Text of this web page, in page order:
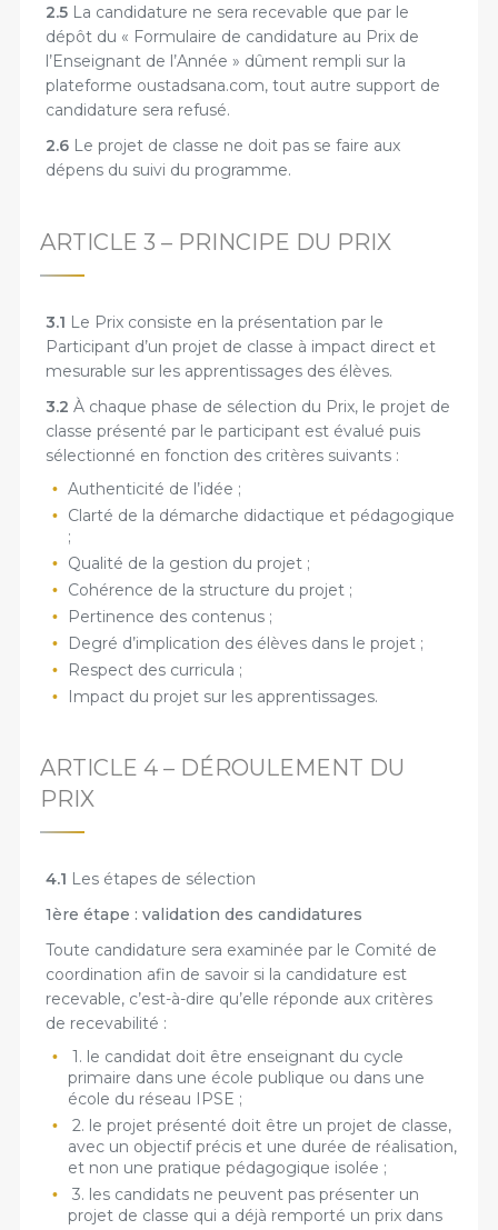
2.5 La candidature ne sera recevable que par le
dépôt du « Formulaire de candidature au Prix de
l’Enseignant de l’Année » dûment rempli sur la
plateforme oustadsana.com, tout autre support de
candidature sera refusé.
2.6 Le projet de classe ne doit pas se faire aux
dépens du suivi du programme.
ARTICLE 3 – PRINCIPE DU PRIX
3.1 Le Prix consiste en la présentation par le
Participant d’un projet de classe à impact direct et
mesurable sur les apprentissages des élèves.
3.2 À chaque phase de sélection du Prix, le projet de
classe présenté par le participant est évalué puis
sélectionné en fonction des critères suivants :
Authenticité de l’idée ;
Clarté de la démarche didactique et pédagogique
;
Qualité de la gestion du projet ;
Cohérence de la structure du projet ;
Pertinence des contenus ;
Degré d’implication des élèves dans le projet ;
Respect des curricula ;
Impact du projet sur les apprentissages.
ARTICLE 4 – DÉROULEMENT DU
PRIX
4.1 Les étapes de sélection
1ère étape : validation des candidatures
Toute candidature sera examinée par le Comité de
coordination afin de savoir si la candidature est
recevable, c’est-à-dire qu’elle réponde aux critères
de recevabilité :
1. le candidat doit être enseignant du cycle
primaire dans une école publique ou dans une
école du réseau IPSE ;
2. le projet présenté doit être un projet de classe,
avec un objectif précis et une durée de réalisation,
et non une pratique pédagogique isolée ;
3. les candidats ne peuvent pas présenter un
projet de classe qui a déjà remporté un prix dans